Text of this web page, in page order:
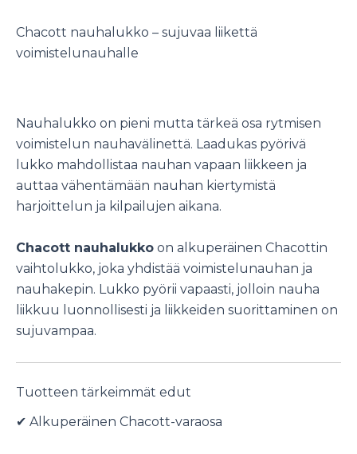
Chacott nauhalukko – sujuvaa liikettä
voimistelunauhalle
Nauhalukko on pieni mutta tärkeä osa rytmisen
voimistelun nauhavälinettä. Laadukas pyörivä
lukko mahdollistaa nauhan vapaan liikkeen ja
auttaa vähentämään nauhan kiertymistä
harjoittelun ja kilpailujen aikana.
Chacott nauhalukko on alkuperäinen Chacottin
vaihtolukko, joka yhdistää voimistelunauhan ja
nauhakepin. Lukko pyörii vapaasti, jolloin nauha
liikkuu luonnollisesti ja liikkeiden suorittaminen on
sujuvampaa.
Tuotteen tärkeimmät edut
✔ Alkuperäinen Chacott-varaosa